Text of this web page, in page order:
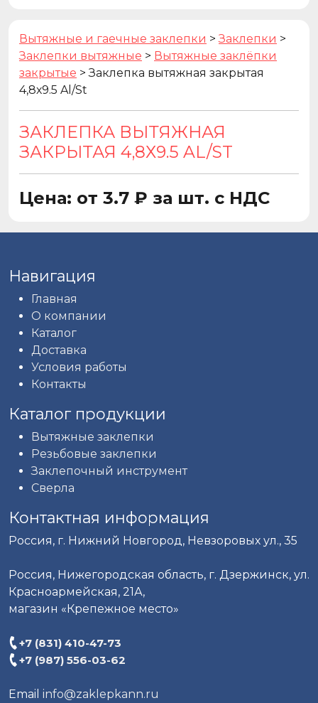
Вытяжные и гаечные заклепки >Заклепки >
Заклепки вытяжные > Вытяжные заклёпки
закрытые >Заклепка вытяжная закрытая
4,8х9.5 Al/St
ЗАКЛЕПКА ВЫТЯЖНАЯ
ЗАКРЫТАЯ 4,8Х9.5 AL/ST
Цена: от 3.7 ₽ за шт. с НДС
Навигация
Главная
О компании
Каталог
Доставка
Условия работы
Контакты
Каталог продукции
Вытяжные заклепки
Резьбовые заклепки
Заклепочный инструмент
Сверла
Контактная информация
Россия, г. Нижний Новгород, Невзоровых ул., 35
Россия, Нижегородская область, г. Дзержинск, ул.
Красноармейская, 21А,
магазин «Крепежное место»
+7 (831) 410-47-73
+7 (987) 556-03-62
Email info@zaklepkann.ru